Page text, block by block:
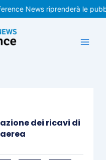
News riprenderà le
dei ricavi di